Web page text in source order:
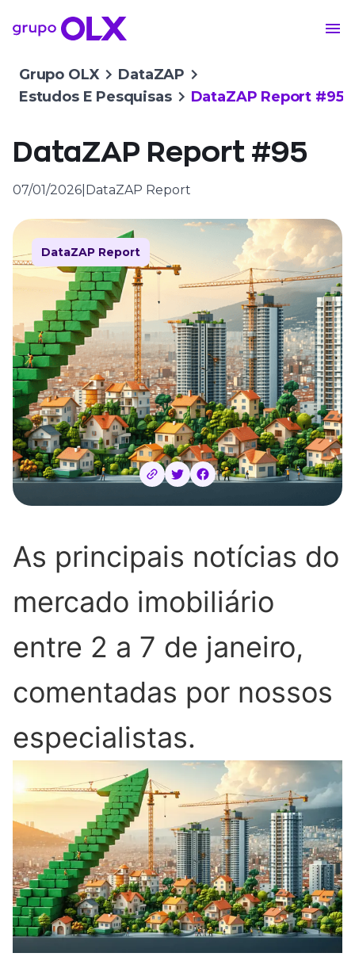
Grupo OLX
DataZAP
Estudos E Pesquisas
DataZAP Report #95
DataZAP Report #95
07/01/2026 DataZAP Report
DataZAP Report
As principais notícias do
mercado imobiliário
entre 2 a 7 de janeiro,
comentadas por nossos
especialistas.